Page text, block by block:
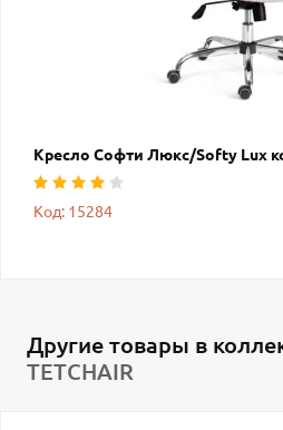
Кресло Софти Люкс/Softy Lux
Код: 15284
Другие товары в
TETCHAIR